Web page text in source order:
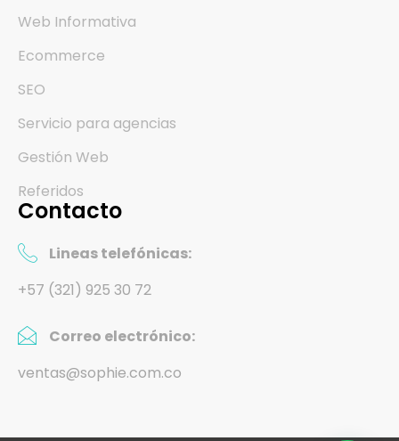
Web Informativa
Ecommerce
SEO
Servicio para agencias
Gestión Web
Referidos
Contacto
Lineas telefónicas:
+57 (321) 925 30 72
Correo electrónico:
ventas@sophie.com.co